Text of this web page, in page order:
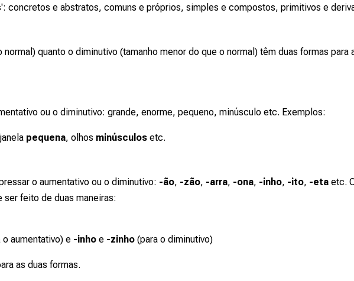
concretos e abstratos, comuns e próprios, simples e compostos, primitivos e
quanto o diminutivo (tamanho menor do que o normal) têm duas formas para
ou o diminutivo: grande, enorme, pequeno, minúsculo etc. Exemplos:
pequena, olhos minúsculos etc.
o aumentativo ou o diminutivo: -ão, -zão, -arra, -ona, -inho, -ito, -eta etc.
ser feito de duas maneiras:
o aumentativo) e -inho e -zinho (para o diminutivo)
as duas formas.